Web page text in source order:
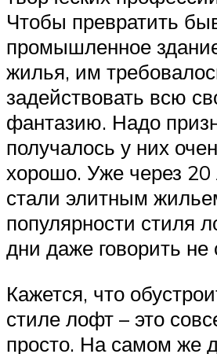
Чтобы превратить
промышленное
жилья, им
задействовать всю
фантазию. Надо
получалось у них
хорошо. Уже через
стали элитным
популярности стиля
дни даже говорить не
Кажется, что
стиле лофт – это
просто. На самом же